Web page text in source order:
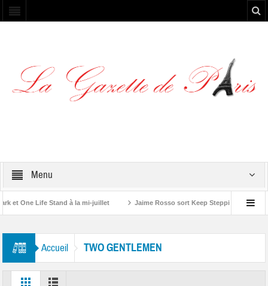
Menu
et One Life Stand à la mi-juillet Jaime Rosso sort Keep Stepping, son
Accueil TWO GENTLEMEN